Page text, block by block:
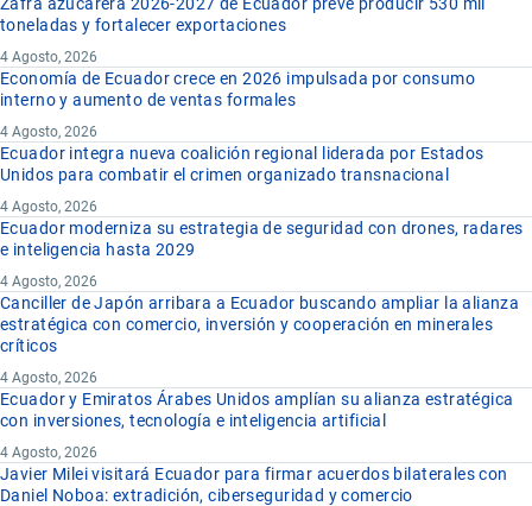
toneladas y fortalecer exportaciones
4 Agosto, 2026
Economía de Ecuador crece en 2026 impulsada por consumo
interno y aumento de ventas formales
4 Agosto, 2026
Ecuador integra nueva coalición regional liderada por Estados
Unidos para combatir el crimen organizado transnacional
4 Agosto, 2026
Ecuador moderniza su estrategia de seguridad con drones, radares
e inteligencia hasta 2029
4 Agosto, 2026
Canciller de Japón arribara a Ecuador buscando ampliar la alianza
estratégica con comercio, inversión y cooperación en minerales
críticos
4 Agosto, 2026
Ecuador y Emiratos Árabes Unidos amplían su alianza estratégica
con inversiones, tecnología e inteligencia artificial
4 Agosto, 2026
Javier Milei visitará Ecuador para firmar acuerdos bilaterales con
Daniel Noboa: extradición, ciberseguridad y comercio